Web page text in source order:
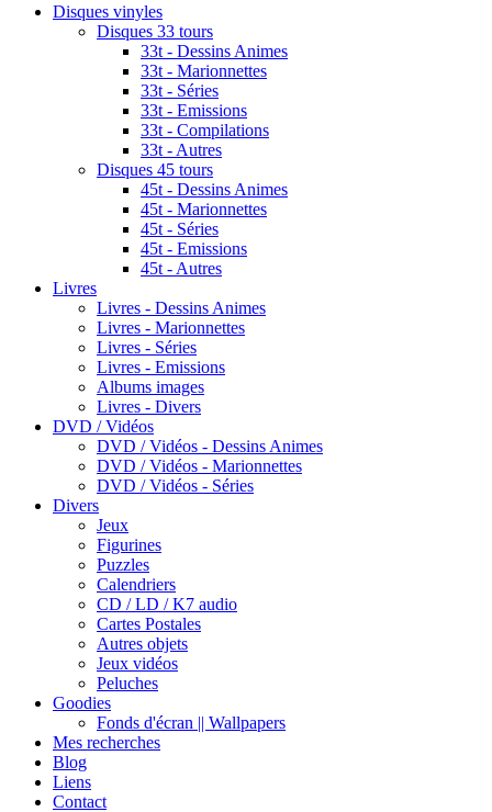
Disques vinyles
Disques 33 tours
33t - Dessins Animes
33t - Marionnettes
33t - Séries
33t - Emissions
33t - Compilations
33t - Autres
Disques 45 tours
45t - Dessins Animes
45t - Marionnettes
45t - Séries
45t - Emissions
45t - Autres
Livres
Livres - Dessins Animes
Livres - Marionnettes
Livres - Séries
Livres - Emissions
Albums images
Livres - Divers
DVD / Vidéos
DVD / Vidéos - Dessins Animes
DVD / Vidéos - Marionnettes
DVD / Vidéos - Séries
Divers
Jeux
Figurines
Puzzles
Calendriers
CD / LD / K7 audio
Cartes Postales
Autres objets
Jeux vidéos
Peluches
Goodies
Fonds d'écran || Wallpapers
Mes recherches
Blog
Liens
Contact